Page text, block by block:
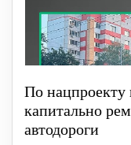
По нацпроекту
капитально
автодороги